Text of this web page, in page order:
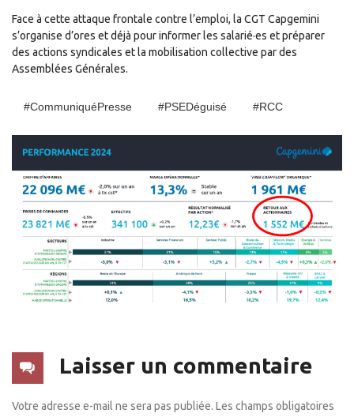
Face à cette attaque frontale contre l’emploi, la CGT Capgemini
s’organise d’ores et déjà pour informer les salarié·es et préparer
des actions syndicales et la mobilisation collective par des
Assemblées Générales.
#CommuniquéPresse #PSEDéguisé #RCC
Laisser un commentaire
Votre adresse e-mail ne sera pas publiée. Les champs obligatoires